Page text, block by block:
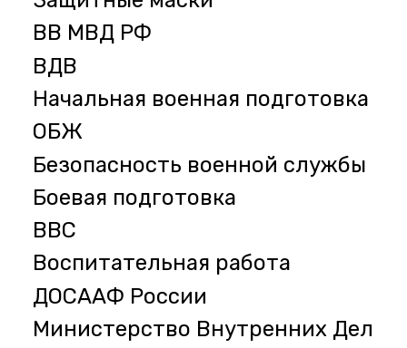
ВВ МВД РФ
ВДВ
Начальная военная подготовка
ОБЖ
Безопасность военной службы
Боевая подготовка
ВВС
Воспитательная работа
ДОСААФ России
Министерство Внутренних Дел